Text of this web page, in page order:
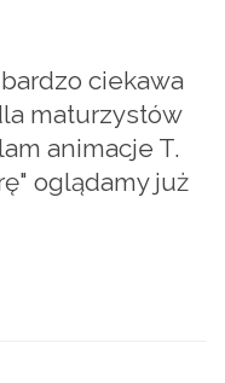
ciekawa
maturzystów
animacje T.
oglądamy już